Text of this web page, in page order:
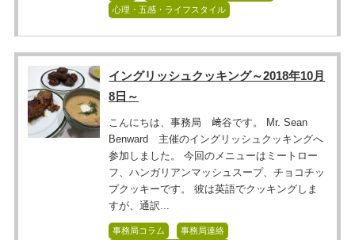
心理・五感・ライフスタイル
イングリッシュクッキング～2018年10月
8日～
こんにちは、事務局 﨑谷です。 Mr. Sean
Benward 主催のイングリッシュクッキングへ
参加しました。 今回のメニューはミートロー
フ、ハンガリアンマッシュスープ、チョコチッ
プクッキーです。 彼は英語でクッキングしま
すが、通訳...
事務局コラム
事務局連絡